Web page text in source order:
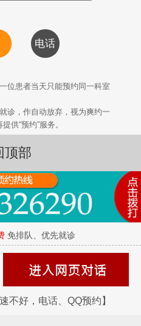
位患者当天只能预约同一科室
诊，作自动放弃，视为爽约一
供“预约”服务。
顶部
免排队、优先就诊
不好，电话、QQ预约】